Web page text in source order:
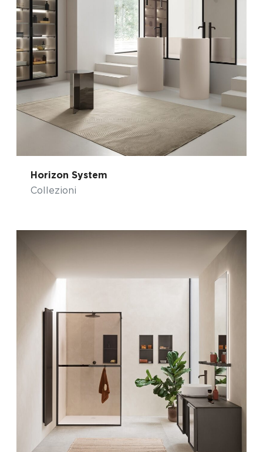
Horizon System
Collezioni